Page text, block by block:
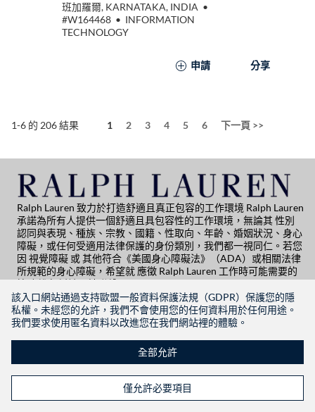
該入口網站通過支持歐盟一般資料保護法規（GDPR）保護您的隱
私權。未經您的允許，我們不會使用您的任何資料用於任何用途。
我們要求使用匿名資料以改進您在我們網站裡的體驗。
全部允許
僅允許必要項目
班加羅爾, KARNATAKA, INDIA •
#W164468 • INFORMATION
TECHNOLOGY
申請 分享
1-6 的 206 結果 頁面
1 2 3 4 5 6 下一頁 >>
Ralph Lauren 致力於打造舒適且真正包容的工作環境 Ralph Lauren
承諾為所有人提供一個舒適且具包容性的工作環境，無論其 性別
認同與表現、種族、宗教、國籍、性取向、年齡、婚姻狀況、身心
障礙，或任何受適用法律保護的身份類別，我們都一視同仁。若您
因 視覺障礙 或 其他符合《美國身心障礙法》（ADA）或相關法律
所規範的身心障礙，希望就 應徵 Ralph Lauren 工作時可能需要的
協助 進行討論，請聯繫：📧 Global People Practices
globalpeoplepractices@ralphlauren.com
如需其他應徵相關協助，請聯繫：📧 RL Career Site Supportrl-
careersitehelp@ralphlauren.com
隐私权声明 | 使用条款 | Manage Cookie Settings
RALPHLAUREN.COM